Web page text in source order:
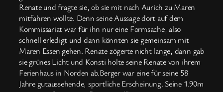
Renate und fragte sie, ob sie mit nach Aurich zu Maren
mitfahren wollte. Denn seine Aussage dort auf dem
Kommissariat war für ihn nur eine Formsache, also
schnell erledigt und dann könnten sie gemeinsam mit
Maren Essen gehen. Renate zögerte nicht lange, dann gab
sie grünes Licht und Konsti holte seine Renate von ihrem
Ferienhaus in Norden ab.Berger war eine für seine 58
Jahre gutaussehende, sportliche Erscheinung. Seine 1.90m